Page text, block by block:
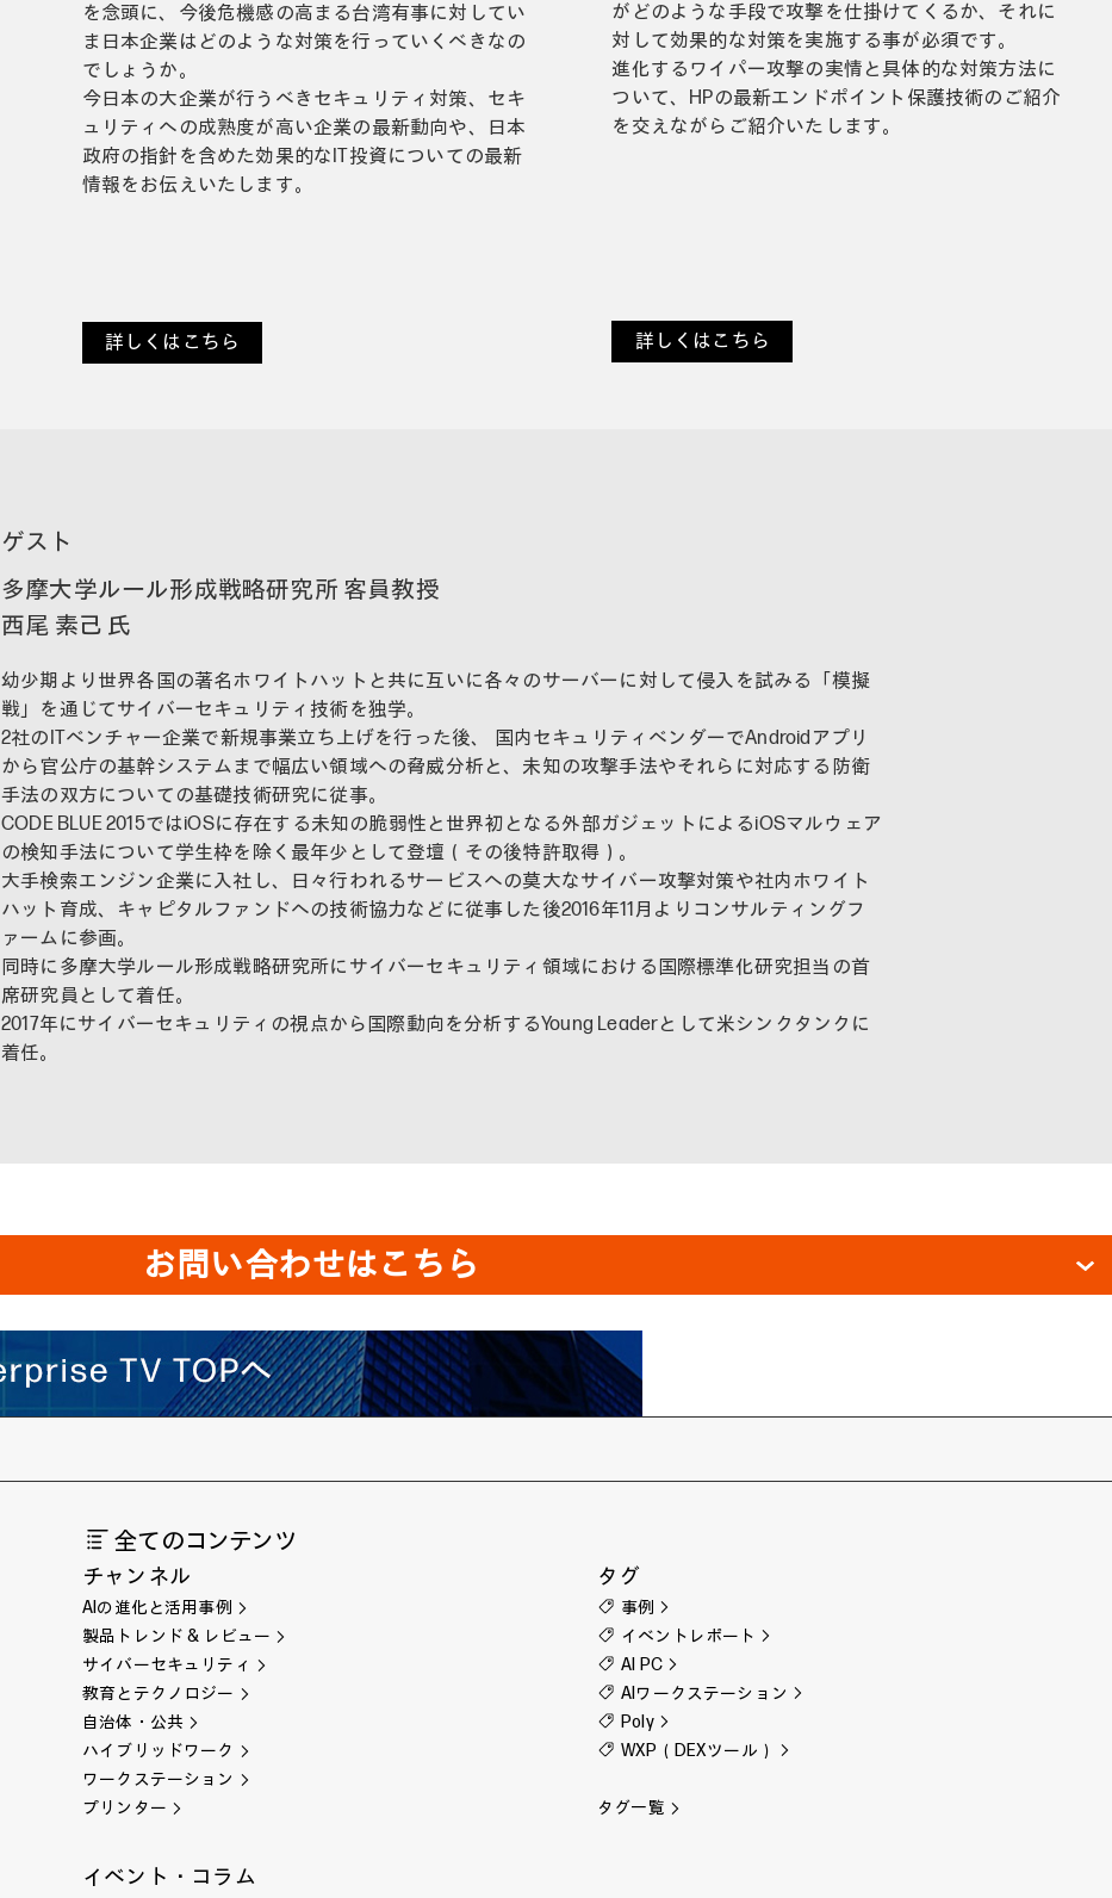
を念頭に、今後危機感の高まる台湾有事に対してい
ま日本企業はどのような対策を行っていくべきなの
でしょうか。
今日本の大企業が行うべきセキュリティ対策、セキ
ュリティへの成熟度が高い企業の最新動向や、日本
政府の指針を含めた効果的なIT投資についての最新
情報をお伝えいたします。
詳しくはこちら
がどのような手段で攻撃を仕掛けてくるか、それに
対して効果的な対策を実施する事が必須です。
進化するワイパー攻撃の実情と具体的な対策方法に
ついて、HPの最新エンドポイント保護技術のご紹介
を交えながらご紹介いたします。
詳しくはこちら
ゲスト
多摩大学ルール形成戦略研究所 客員教授
西尾 素己 氏
幼少期より世界各国の著名ホワイトハットと共に互いに各々のサーバーに対して侵入を試みる「模擬
戦」を通じてサイバーセキュリティ技術を独学。
2社のITベンチャー企業で新規事業立ち上げを行った後、 国内セキュリティベンダーでAndroidアプリ
から官公庁の基幹システムまで幅広い領域への脅威分析と、未知の攻撃手法やそれらに対応する防衛
手法の双方についての基礎技術研究に従事。
CODE BLUE 2015ではiOSに存在する未知の脆弱性と世界初となる外部ガジェットによるiOSマルウェア
の検知手法について学生枠を除く最年少として登壇（その後特許取得）。
大手検索エンジン企業に入社し、日々行われるサービスへの莫大なサイバー攻撃対策や社内ホワイト
ハット育成、キャピタルファンドへの技術協力などに従事した後2016年11月よりコンサルティングフ
ァームに参画。
同時に多摩大学ルール形成戦略研究所にサイバーセキュリティ領域における国際標準化研究担当の首
席研究員として着任。
2017年にサイバーセキュリティの視点から国際動向を分析するYoung Leaderとして米シンクタンクに
着任。
お問い合わせはこちら
全てのコンテンツ
チャンネル
AIの進化と活用事例
製品トレンド & レビュー
サイバーセキュリティ
教育とテクノロジー
自治体・公共
ハイブリッドワーク
ワークステーション
プリンター
タグ
事例
イベントレポート
AI PC
AIワークステーション
Poly
WXP（DEXツール）
タグ一覧
イベント・コラム